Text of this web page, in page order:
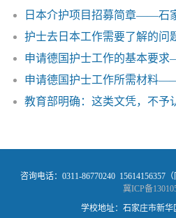
日本介护项目招募简章——石
咨询电话：0311-86770240 15614156357
冀ICP备
学校地址：石家庄市新华